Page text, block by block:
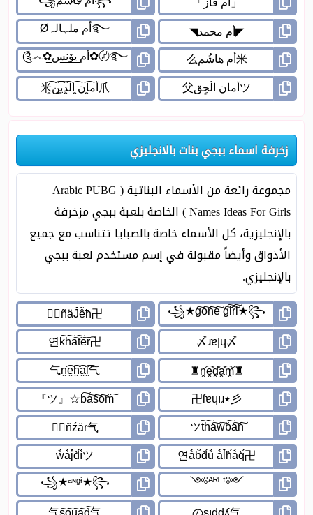
زخرفة اسماء ببجي بنات بالانجليزي
مجموعة رائعة من الأسماء البناتية ( Arabic PUBG
Names Ideas For Girls ) الخاصة بلعبة ببجي مزخرفة
بالإنجليزية، كل الأسماء خاصة بالصبايا تتناسب مع جميع
الأذواق وأيضاً مقبولة في إسم مستخدم لعبة ببجي
بالإنجليزي.